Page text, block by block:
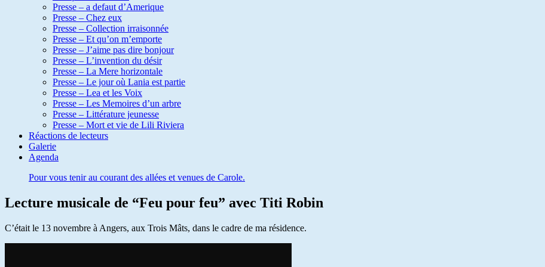
Presse – a defaut d’Amerique
Presse – Chez eux
Presse – Collection irraisonnée
Presse – Et qu’on m’emporte
Presse – J’aime pas dire bonjour
Presse – L’invention du désir
Presse – La Mere horizontale
Presse – Le jour où Lania est partie
Presse – Lea et les Voix
Presse – Les Memoires d’un arbre
Presse – Littérature jeunesse
Presse – Mort et vie de Lili Riviera
Réactions de lecteurs
Galerie
Agenda
Pour vous tenir au courant des allées et venues de Carole.
Lecture musicale de “Feu pour feu” avec Titi Robin
C’était le 13 novembre à Angers, aux Trois Mâts, dans le cadre de ma résidence.